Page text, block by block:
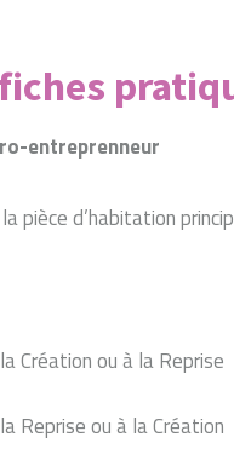
entreprenneur
la pièce d’habitation
la Création ou à la Reprise
la Reprise ou à la Création